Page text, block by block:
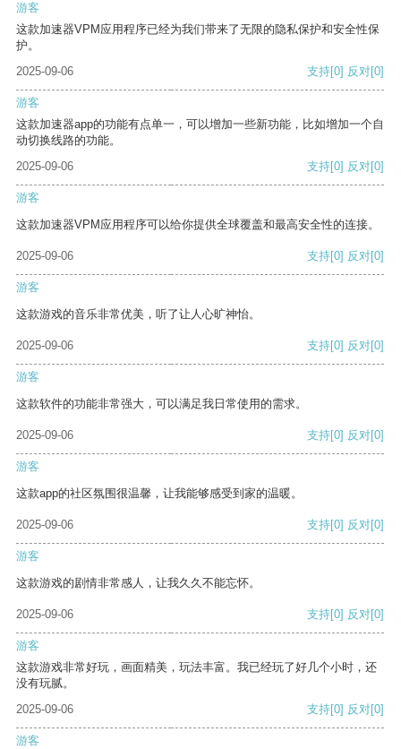
游客
这款加速器VPM应用程序已经为我们带来了无限的隐私保护和安全性保
护。
2025-09-06
支持[0] 反对[0]
游客
这款加速器app的功能有点单一，可以增加一些新功能，比如增加一个自
动切换线路的功能。
2025-09-06
支持[0] 反对[0]
游客
这款加速器VPM应用程序可以给你提供全球覆盖和最高安全性的连接。
2025-09-06 支持[0] 反对[0]
游客
这款游戏的音乐非常优美，听了让人心旷神怡。
2025-09-06 支持[0] 反对[0]
游客
这款软件的功能非常强大，可以满足我日常使用的需求。
2025-09-06 支持[0] 反对[0]
游客
这款app的社区氛围很温馨，让我能够感受到家的温暖。
2025-09-06 支持[0] 反对[0]
游客
这款游戏的剧情非常感人，让我久久不能忘怀。
2025-09-06 支持[0] 反对[0]
游客
这款游戏非常好玩，画面精美，玩法丰富。我已经玩了好几个小时，还
没有玩腻。
2025-09-06
支持[0] 反对[0]
游客